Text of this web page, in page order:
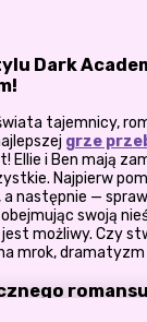
Dark
tajemnicy,
grze
Ellie i Ben mają
Najpierw
a następnie —
swoją
jest możliwy. Czy
mrok,